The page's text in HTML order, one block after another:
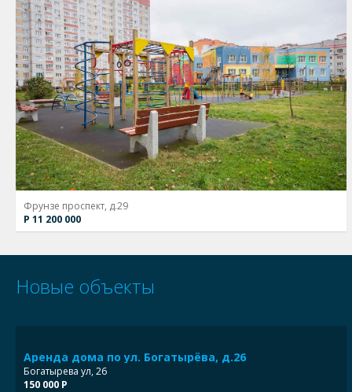
Фрунзе проспект, д.29
Р 11 200 000
Новые объекты
Аренда дома по ул. Богатырёва, д.26
Богатырева ул, 26
150 000 Р